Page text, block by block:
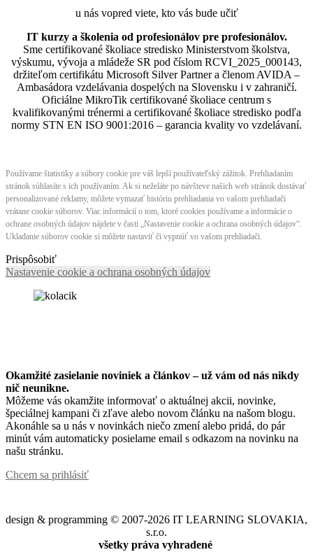
u nás vopred viete, kto vás bude učiť
IT kurzy a školenia od profesionálov pre profesionálov.
Sme certifikované školiace stredisko Ministerstvom školstva,
výskumu, vývoja a mládeže SR pod číslom RCVI_2025_000143,
držiteľom certifikátu Microsoft Silver Partner a členom AVIDA –
Ambasádora vzdelávania dospelých na Slovensku i v zahraničí.​​​​​​​​​​​​​​​​
Oficiálne MikroTik certifikované školiace centrum s
kvalifikovanými trénermi ​​​​​​​​​​a certifikované školiace stredisko podľa
normy STN EN ISO 9001:2016 – garancia kvality vo vzdelávaní.
Používame štatistiky a súbory cookie pre váš lepší používateľský zážitok. Prehliadaním
stránok súhlasíte s ich používaním. Ak si neželáte po návšteve našich web stránok dostávať
personalizované reklamy, môžete vymazať históriu prehliadania vo vašom prehliadači
vrátane cookie súborov. Viac informácií o tom, ktoré cookies používame a informácie o
ochrane osobných údajov nájdete v časti „Nastavenie cookie a ochrana osobných údajov“.
Ukladanie súborov cookie si môžete nastaviť či vypnúť vo vašom prehliadači.
Prispôsobiť
Nastavenie cookie a ochrana osobných údajov
Okamžité zasielanie noviniek a článkov – už vám od nás nikdy
nič neunikne.
Môžeme vás okamžite informovať o aktuálnej akcii, novinke,
špeciálnej kampani či zľave alebo novom článku na našom blogu.
Akonáhle sa u nás v novinkách niečo zmení alebo pridá, do pár
minút vám automaticky posielame email s odkazom na novinku na
našu stránku.
Chcem sa prihlásiť
design & programming © 2007-2026 IT LEARNING SLOVAKIA,
s.r.o.
všetky práva vyhradené